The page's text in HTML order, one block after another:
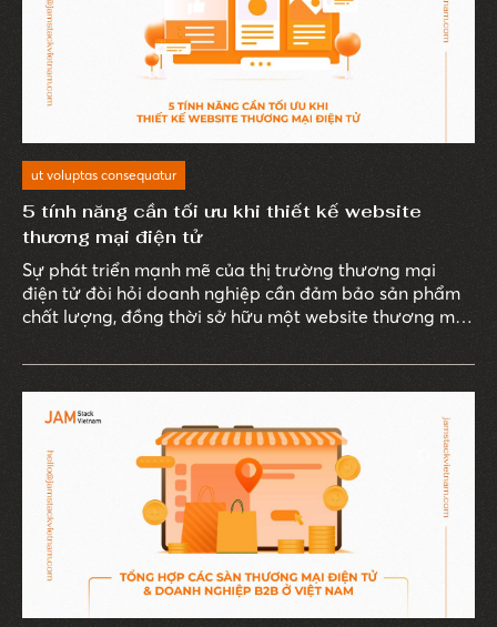
ut voluptas consequatur
5 tính năng cần tối ưu khi thiết kế website
thương mại điện tử
Sự phát triển mạnh mẽ của thị trường thương mại
điện tử đòi hỏi doanh nghiệp cần đảm bảo sản phẩm
chất lượng, đồng thời sở hữu một website thương mại